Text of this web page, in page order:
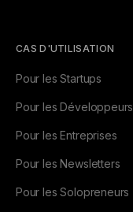
CAS D'UTILISATION
Pour les Startups
Pour les Développeurs
Pour les Entreprises
Pour les Newsletters
Pour les Solopreneurs